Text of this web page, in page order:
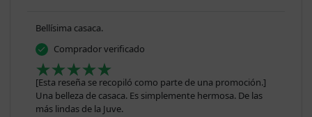
Bellísima casaca.
Comprador verificado
[Esta reseña se recopiló como parte de una promoción.]
Una belleza de casaca. Es simplemente hermosa. De las
más lindas de la Juve.